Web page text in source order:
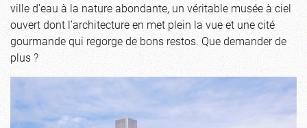
ville d’eau à la nature abondante, un véritable musée à ciel
ouvert dont l’architecture en met plein la vue et une cité
gourmande qui regorge de bons restos. Que demander de
plus ?